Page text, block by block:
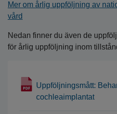
Mer om årlig uppföljning av
vård
Nedan finner du även de
för årlig uppföljning inom
Uppföljningsmått:
cochleaimplantat